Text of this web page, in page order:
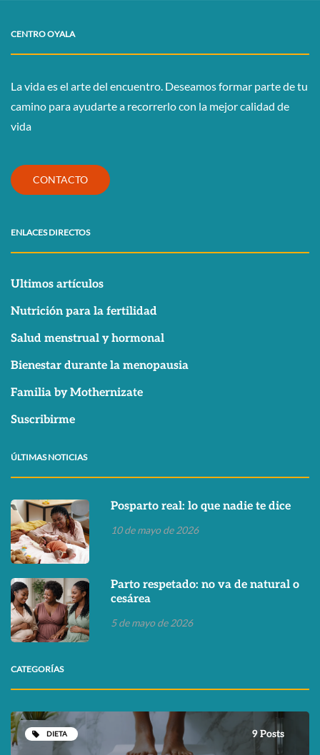
CENTRO OYALA
La vida es el arte del encuentro. Deseamos formar parte de tu
camino para ayudarte a recorrerlo con la mejor calidad de
vida
CONTACTO
ENLACES DIRECTOS
Ultimos artículos
Nutrición para la fertilidad
Salud menstrual y hormonal
Bienestar durante la menopausia
Familia by Mothernizate
Suscribirme
ÚLTIMAS NOTICIAS
Posparto real: lo que nadie te dice
10 de mayo de 2026
Parto respetado: no va de natural o
cesárea
5 de mayo de 2026
CATEGORÍAS
DIETA 9 Posts